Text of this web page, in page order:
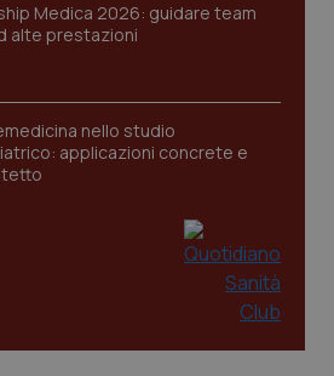
Medica 2026: guidare team
alte prestazioni
nello studio
applicazioni concrete e